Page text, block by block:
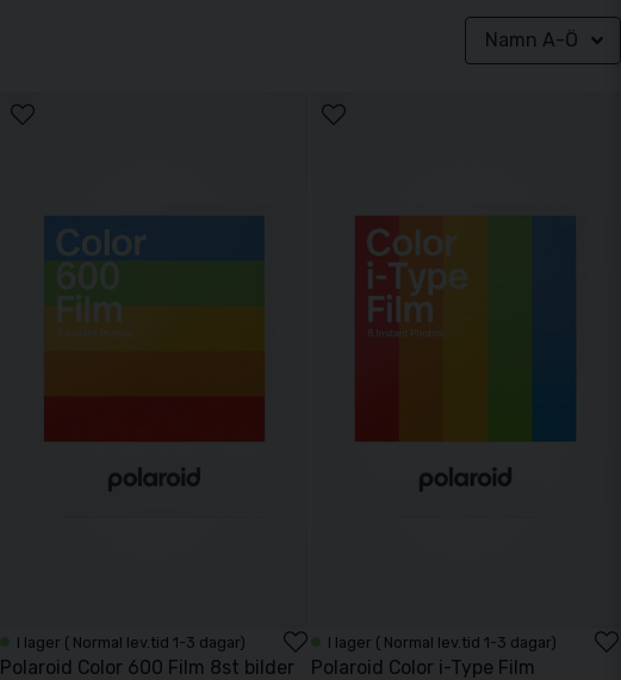
Namn A-Ö
I lager ( Normal lev.tid 1-3 dagar)
Polaroid Color 600 Film 8st bilder
I lager ( Normal lev.tid 1-3 dagar)
Polaroid Color i-Type Film